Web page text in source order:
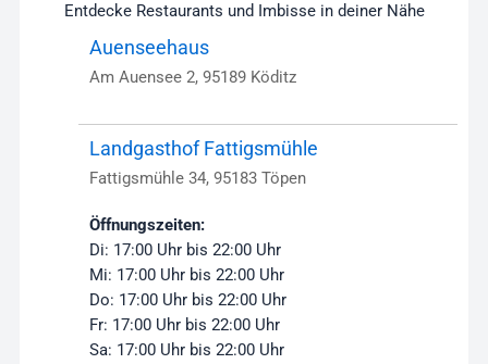
Entdecke Restaurants und Imbisse in deiner Nähe
Auenseehaus
Am Auensee 2, 95189 Köditz
Landgasthof Fattigsmühle
Fattigsmühle 34, 95183 Töpen
Öffnungszeiten:
Di: 17:00 Uhr bis 22:00 Uhr
Mi: 17:00 Uhr bis 22:00 Uhr
Do: 17:00 Uhr bis 22:00 Uhr
Fr: 17:00 Uhr bis 22:00 Uhr
Sa: 17:00 Uhr bis 22:00 Uhr